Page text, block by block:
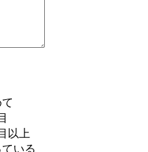
以上
いる